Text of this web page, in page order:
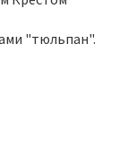
"тюльпан".